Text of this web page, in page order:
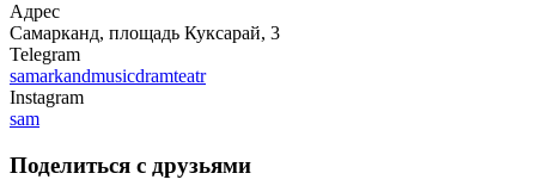
Адрес
Самарканд, площадь Куксарай, 3
Telegram
samarkandmusicdramteatr
Instagram
sam
Поделиться с друзьями